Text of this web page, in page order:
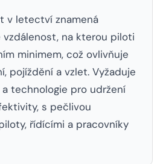
v letectví znamená
vzdálenost, na kterou piloti
minimem, což ovlivňuje
pojíždění a vzlet. Vyžaduje
technologie pro udržení
s pečlivou
řídícími a pracovníky